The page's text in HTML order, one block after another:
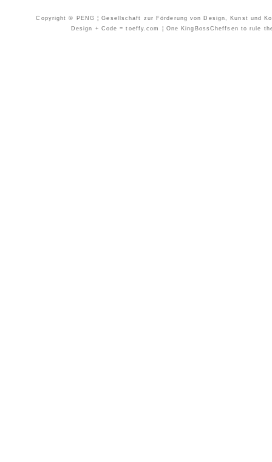
Copyright © PENG ¦ Gesellschaft zur Förderung von Design, Kunst und
Design + Code = toeffy.com ¦ One KingBossCheffsen to rule